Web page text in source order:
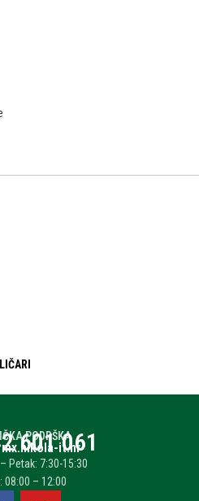
PODRŠKA
601 061
it.hr
Petak: 7:30-15:30
08:00 – 12:00